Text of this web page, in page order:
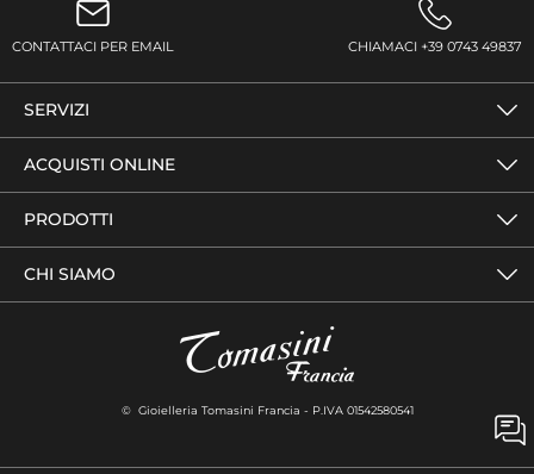
CONTATTACI PER EMAIL CHIAMACI +39 0743 49837
SERVIZI
ACQUISTI ONLINE
PRODOTTI
CHI SIAMO
© Gioielleria Tomasini Francia - P.IVA 01542580541